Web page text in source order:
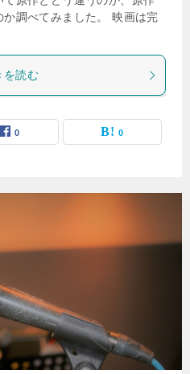
調べてみました。 映画は完
を読む
0 0